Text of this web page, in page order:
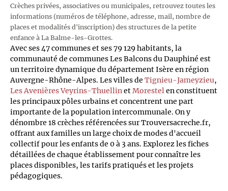
Crèches privées, associatives ou municipales, retrouvez toutes les
informations (numéros de téléphone, adresse, mail, nombre de
places et modalités d'inscription) des structures de la petite
enfance à La Balme-les-Grottes.
Avec ses 47 communes et ses 79 129 habitants, la
communauté de communes Les Balcons du Dauphiné est
un territoire dynamique du département Isère en région
Auvergne-Rhône-Alpes. Les villes de Tignieu-Jameyzieu,
Les Avenières Veyrins-ThuellinetMorestelen constituent
les principaux pôles urbains et concentrent une part
importante de la population intercommunale. On y
dénombre 18 crèches référencées sur Trouversacreche.fr,
offrant aux familles un large choix de modes d'accueil
collectif pour les enfants de 0 à 3 ans. Explorez les fiches
détaillées de chaque établissement pour connaître les
places disponibles, les tarifs pratiqués et les projets
pédagogiques.